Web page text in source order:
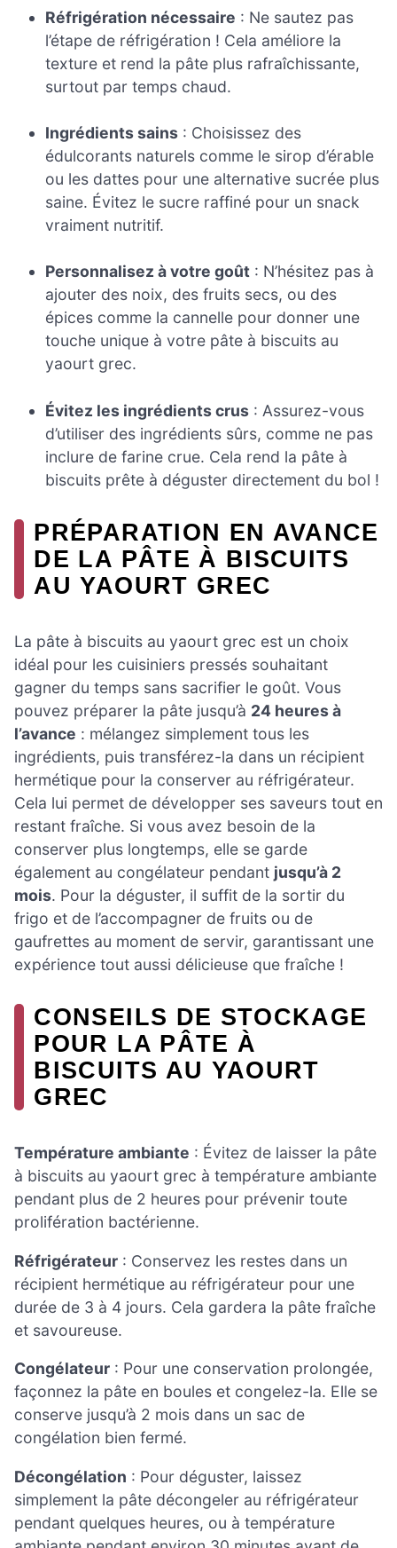
Réfrigération nécessaire : Ne sautez pas
l’étape de réfrigération ! Cela améliore la
texture et rend la pâte plus rafraîchissante,
surtout par temps chaud.
Ingrédients sains : Choisissez des
édulcorants naturels comme le sirop d’érable
ou les dattes pour une alternative sucrée plus
saine. Évitez le sucre raffiné pour un snack
vraiment nutritif.
Personnalisez à votre goût : N’hésitez pas à
ajouter des noix, des fruits secs, ou des
épices comme la cannelle pour donner une
touche unique à votre pâte à biscuits au
yaourt grec.
Évitez les ingrédients crus : Assurez-vous
d’utiliser des ingrédients sûrs, comme ne pas
inclure de farine crue. Cela rend la pâte à
biscuits prête à déguster directement du bol !
PRÉPARATION EN AVANCE
DE LA PÂTE À BISCUITS
AU YAOURT GREC
La pâte à biscuits au yaourt grec est un choix
idéal pour les cuisiniers pressés souhaitant
gagner du temps sans sacrifier le goût. Vous
pouvez préparer la pâte jusqu’à 24 heures à
l’avance : mélangez simplement tous les
ingrédients, puis transférez-la dans un récipient
hermétique pour la conserver au réfrigérateur.
Cela lui permet de développer ses saveurs tout en
restant fraîche. Si vous avez besoin de la
conserver plus longtemps, elle se garde
également au congélateur pendant jusqu’à 2
mois. Pour la déguster, il suffit de la sortir du
frigo et de l’accompagner de fruits ou de
gaufrettes au moment de servir, garantissant une
expérience tout aussi délicieuse que fraîche !
CONSEILS DE STOCKAGE
POUR LA PÂTE À
BISCUITS AU YAOURT
GREC
Température ambiante : Évitez de laisser la pâte
à biscuits au yaourt grec à température ambiante
pendant plus de 2 heures pour prévenir toute
prolifération bactérienne.
Réfrigérateur : Conservez les restes dans un
récipient hermétique au réfrigérateur pour une
durée de 3 à 4 jours. Cela gardera la pâte fraîche
et savoureuse.
Congélateur : Pour une conservation prolongée,
façonnez la pâte en boules et congelez-la. Elle se
conserve jusqu’à 2 mois dans un sac de
congélation bien fermé.
Décongélation : Pour déguster, laissez
simplement la pâte décongeler au réfrigérateur
pendant quelques heures, ou à température